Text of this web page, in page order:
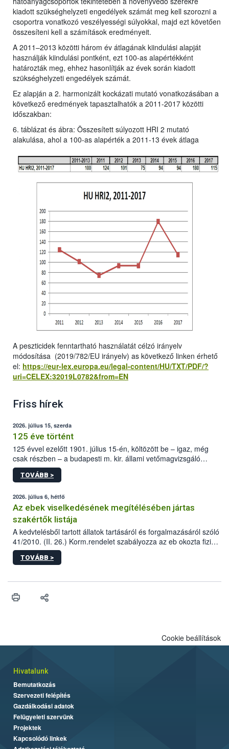
kiadott szükséghelyzeti engedélyek számát meg kell szorozni a
csoportra vonatkozó veszélyességi súlyokkal, majd ezt követően
összesíteni kell a számítások eredményeit.
A 2011–2013 közötti három év átlagának kiindulási alapját
használják kiindulási pontként, ezt 100-as alapértékként
határozták meg, ehhez hasonlítják az évek során kiadott
szükséghelyzeti engedélyek számát.
Ez alapján a 2. harmonizált kockázati mutató vonatkozásában a
következő eredmények tapasztalhatók a 2011-2017 közötti
időszakban:
6. táblázat és ábra: Összesített súlyozott HRI 2 mutató
alakulása, ahol a 100-as alapérték a 2011-13 évek átlaga
A peszticidek fenntartható használatát célzó irányelv
módosítása (2019/782/EU irányelv) as következő linken érhető
el: https://eur-lex.europa.eu/legal-content/HU/TXT/PDF/?
uri=CELEX:32019L0782&from=EN
Friss hírek
2026. július 15, szerda
125 éve történt
125 évvel ezelőtt 1901. július 15-én, költözött be – igaz, még
csak részben – a budapesti m. kir. állami vetőmagvizsgáló
állomás a Kis Rókus utca 15. szám alatti, Czigler Győző által
tervezett új épületébe.
TOVÁBB >
2026. július 6, hétfő
Az ebek viselkedésének megítélésében jártas
szakértők listája
A kedvtelésből tartott állatok tartásáról és forgalmazásáról szóló
41/2010. (II. 26.) Korm.rendelet szabályozza az eb okozta fizikai
sérülés, illetve ennek veszélye keletkezésekor felmerülő
hatósági feladatokat, valamint a veszélyes eb tartását és annak
vonni az ebek viselkedésének megítélésében jártas szakértőt.
TOVÁBB >
Cookie beállítások
Hivatalunk
Bemutatkozás
Szervezeti felépítés
Gazdálkodási adatok
Felügyeleti szervünk
Projektek
Kapcsolódó linkek